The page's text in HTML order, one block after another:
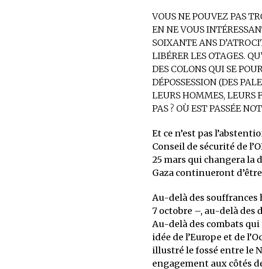
VOUS NE POUVEZ PAS
EN NE VOUS
SOIXANTE ANS
LIBÉRER LES OTAGES.
DES COLONS QUI SE
DÉPOSSESSION (DES
LEURS HOMMES, LEURS
PAS ? OÙ EST PASSÉE
Et ce n’est pas
Conseil de sécurité de
25 mars qui changera la
Gaza continueront
Au-delà des
7 octobre –, au-delà des
Au-delà des combats qui
idée de l’Europe et de
illustré le fossé entre le
engagement aux côtés